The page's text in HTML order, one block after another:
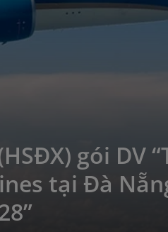
gói DV
tại Đà